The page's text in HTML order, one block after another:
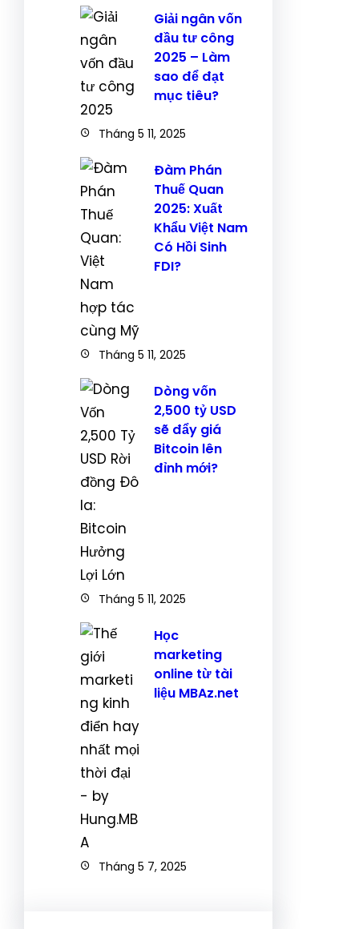
Giải ngân vốn
đầu tư công
2025 – Làm
sao để đạt
mục tiêu?
Tháng 5 11, 2025
Đàm Phán
Thuế Quan
2025: Xuất
Khẩu Việt Nam
Có Hồi Sinh
FDI?
Tháng 5 11, 2025
Dòng vốn
2,500 tỷ USD
sẽ đẩy giá
Bitcoin lên
đỉnh mới?
Tháng 5 11, 2025
Học
marketing
online từ tài
liệu MBAz.net
Tháng 5 7, 2025